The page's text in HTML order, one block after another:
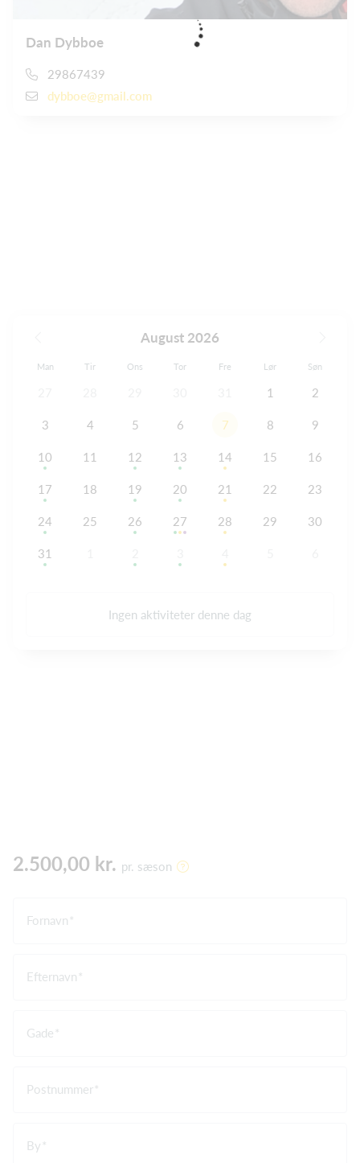
Dan Dybboe
29867439
dybboe@gmail.com
August 2026
Man Tir Ons Tor Fre Lør Søn
1 2
3 4 5 6 7 8 9
10 11 12 13 14 15 16
17 18 19 20 21 22 23
24 25 26 27 28 29 30
31
Ingen aktiviteter denne dag
2.500,00 kr. pr. sæson
Fornavn
Efternavn
Gade
Postnummer
By